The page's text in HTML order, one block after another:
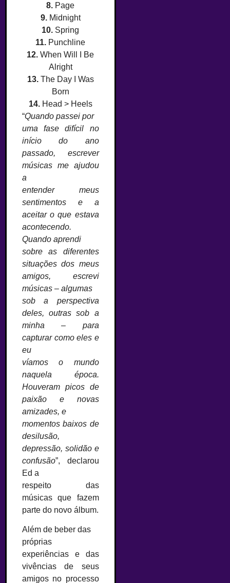
8. Page
9.Midnight
10. Spring
11. Punchline
12. When Will I Be
Alright
13. The Day I Was
Born
14.Head > Heels
“Quando passei por
uma fase difícil no
início do ano
passado, escrever
músicas me ajudou
a
entender meus
sentimentos e a
aceitar o que estava
acontecendo.
Quando aprendi
sobre as diferentes
situações dos meus
amigos, escrevi
músicas – algumas
sob a perspectiva
deles, outras sob a
minha – para
capturar como eles e
eu
víamos o mundo
naquela época.
Houveram picos de
paixão e novas
amizades, e
momentos baixos de
desilusão,
depressão, solidão e
confusão”, declarou
Ed a
respeito das
músicas que fazem
parte do novo álbum.
Além de beber das
próprias
experiências e das
vivências de seus
amigos no processo